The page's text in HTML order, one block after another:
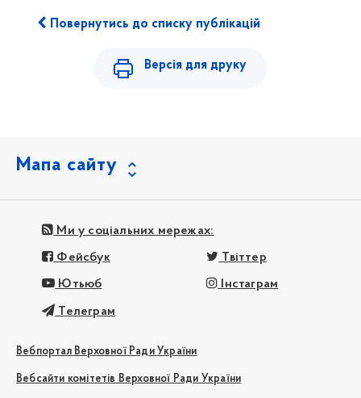
Повернутись до списку публікацій
Версія для друку
Мапа сайту
Ми у соціальних мережах:
Фейсбук Твіттер
Ютьюб Інстаграм
Телеграм
Вебпортал Верховної Ради України
Вебсайти комітетів Верховної Ради України